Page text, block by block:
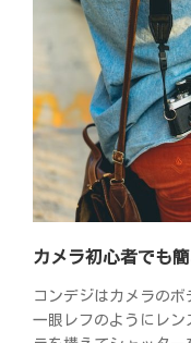
カメラ初心者でも
コンデジはカメラのボ
一眼レフのようにレ